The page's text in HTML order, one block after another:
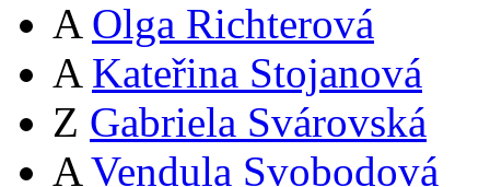
A Olga Richterová
A Kateřina Stojanová
Z Gabriela Svárovská
A Vendula Svobodová